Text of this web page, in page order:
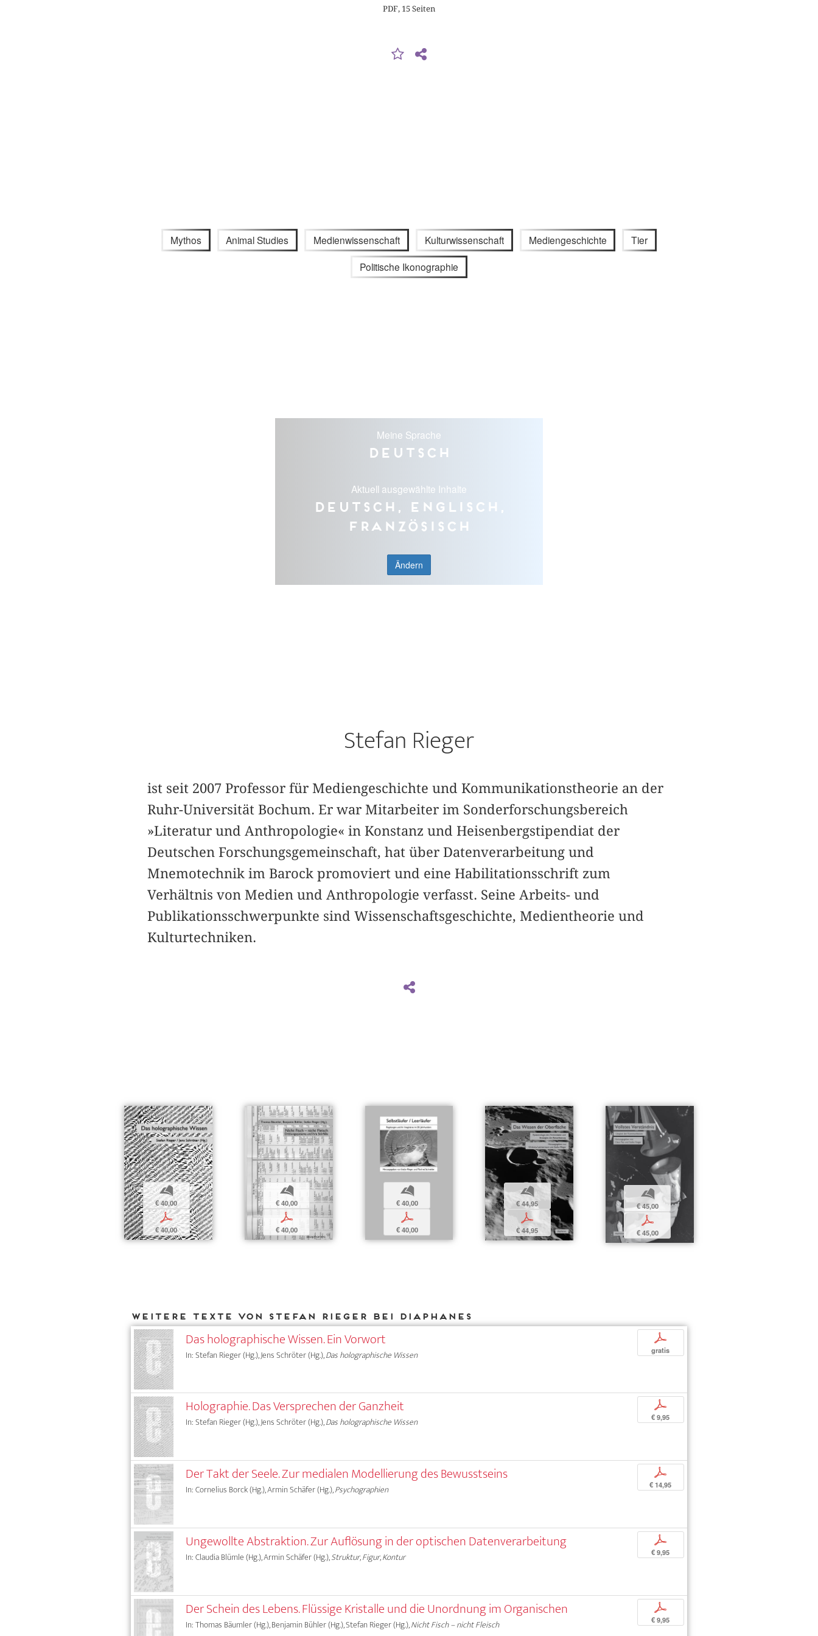
PDF, 15 Seiten
Mythos Animal Studies Medienwissenschaft Kulturwissenschaft Mediengeschichte Tier
Politische Ikonographie
Meine Sprache
Deutsch
Aktuell ausgewählte Inhalte
Deutsch, Englisch,
Französisch
Ändern
Stefan Rieger
ist seit 2007 Professor für Mediengeschichte und Kommunikationstheorie an der
Ruhr-Universität Bochum. Er war Mitarbeiter im Sonderforschungsbereich
»Literatur und Anthropologie« in Konstanz und Heisenbergstipendiat der
Deutschen Forschungsgemeinschaft, hat über Datenverarbeitung und
Mnemotechnik im Barock promoviert und eine Habilitationsschrift zum
Verhältnis von Medien und Anthropologie verfasst. Seine Arbeits- und
Publikationsschwerpunkte sind Wissenschaftsgeschichte, Medientheorie und
Kulturtechniken.
b
€ 40,00
p
€ 40,00
b
€ 40,00
p
€ 40,00
b
€ 40,00
p
€ 40,00
b
€ 44,95
p
€ 44,95
b
€ 45,00
p
€ 45,00
Weitere Texte von Stefan Rieger bei DIAPHANES
Das holographische Wissen. Ein Vorwort
In: Stefan Rieger (Hg.), Jens Schröter (Hg.),Das holographische Wissen
p
gratis
Holographie. Das Versprechen der Ganzheit
In: Stefan Rieger (Hg.), Jens Schröter (Hg.),Das holographische Wissen
p
€ 9,95
Der Takt der Seele. Zur medialen Modellierung des Bewusstseins
In: Cornelius Borck (Hg.), Armin Schäfer (Hg.),Psychographien
p
€ 14,95
Ungewollte Abstraktion. Zur Auflösung in der optischen Datenverarbeitung
In: Claudia Blümle (Hg.), Armin Schäfer (Hg.),Struktur, Figur, Kontur
p
€ 9,95
Der Schein des Lebens. Flüssige Kristalle und die Unordnung im Organischen
In: Thomas Bäumler (Hg.), Benjamin Bühler (Hg.), Stefan Rieger (Hg.),Nicht Fisch – nicht Fleisch
p
€ 9,95